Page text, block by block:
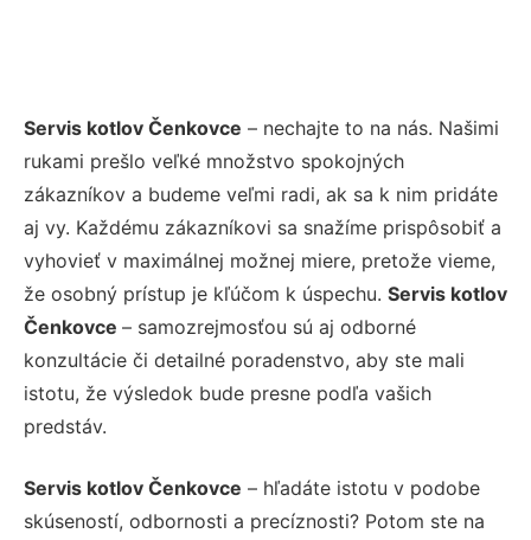
Servis kotlov Čenkovce – nechajte to na nás. Našimi
rukami prešlo veľké množstvo spokojných
zákazníkov a budeme veľmi radi, ak sa k nim pridáte
aj vy. Každému zákazníkovi sa snažíme prispôsobiť a
vyhovieť v maximálnej možnej miere, pretože vieme,
že osobný prístup je kľúčom k úspechu. Servis kotlov
Čenkovce – samozrejmosťou sú aj odborné
konzultácie či detailné poradenstvo, aby ste mali
istotu, že výsledok bude presne podľa vašich
predstáv.
Servis kotlov Čenkovce – hľadáte istotu v podobe
skúseností, odbornosti a precíznosti? Potom ste na